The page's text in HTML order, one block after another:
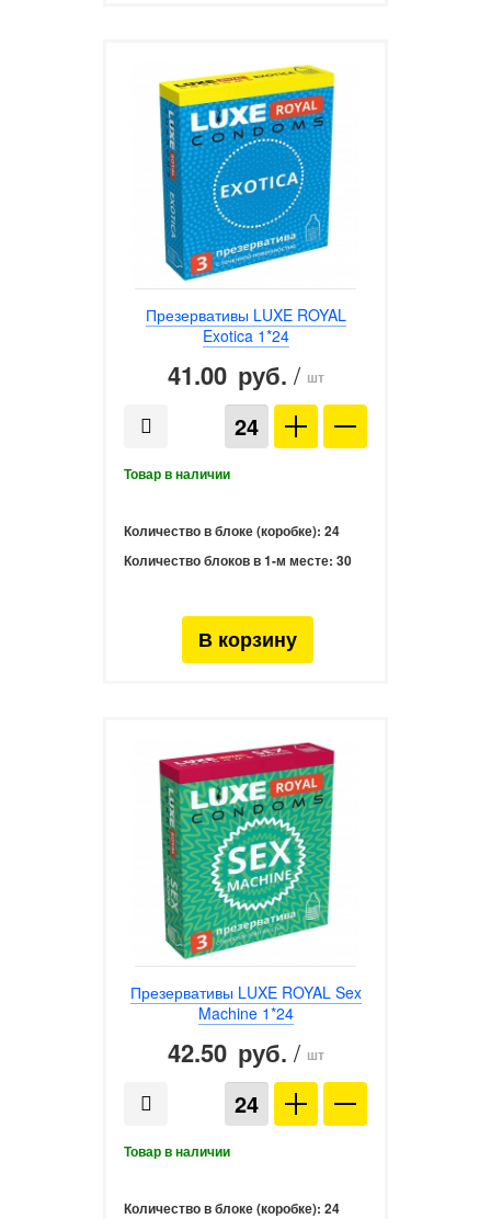
Презервативы LUXE ROYAL
Exotica 1*24
41.00 руб. / шт
Количество в блоке (коробке): 24
Количество блоков в 1-м месте: 30
Презервативы LUXE ROYAL Sex
Machine 1*24
42.50 руб. / шт
Количество в блоке (коробке): 24